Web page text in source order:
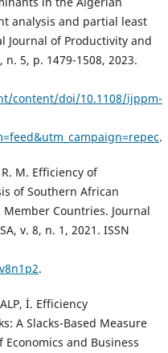
analysis and partial least
Journal of Productivity and
5, p. 1479-1508, 2023.
content/doi/10.1108/ijppm-
.
R. M. Efficiency of
of Southern African
Member Countries. Journal
v. 8, n. 1, 2021. ISSN
.
İ. Efficiency
A Slacks-Based Measure
and Business